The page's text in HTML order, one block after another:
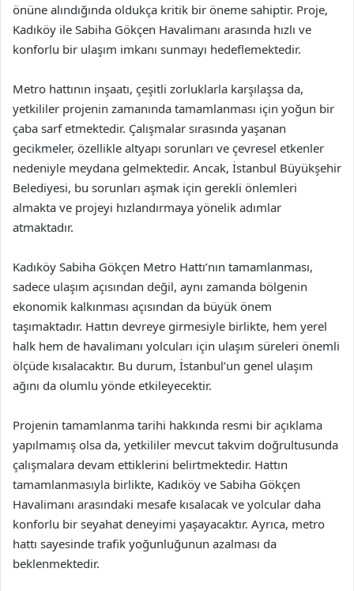
önüne alındığında oldukça kritik bir öneme sahiptir. Proje,
Kadıköy ile Sabiha Gökçen Havalimanı arasında hızlı ve
konforlu bir ulaşım imkanı sunmayı hedeflemektedir.
Metro hattının inşaatı, çeşitli zorluklarla karşılaşsa da,
yetkililer projenin zamanında tamamlanması için yoğun bir
çaba sarf etmektedir. Çalışmalar sırasında yaşanan
gecikmeler, özellikle altyapı sorunları ve çevresel etkenler
nedeniyle meydana gelmektedir. Ancak, İstanbul Büyükşehir
Belediyesi, bu sorunları aşmak için gerekli önlemleri
almakta ve projeyi hızlandırmaya yönelik adımlar
atmaktadır.
Kadıköy Sabiha Gökçen Metro Hattı’nın tamamlanması,
sadece ulaşım açısından değil, aynı zamanda bölgenin
ekonomik kalkınması açısından da büyük önem
taşımaktadır. Hattın devreye girmesiyle birlikte, hem yerel
halk hem de havalimanı yolcuları için ulaşım süreleri önemli
ölçüde kısalacaktır. Bu durum, İstanbul’un genel ulaşım
ağını da olumlu yönde etkileyecektir.
Projenin tamamlanma tarihi hakkında resmi bir açıklama
yapılmamış olsa da, yetkililer mevcut takvim doğrultusunda
çalışmalara devam ettiklerini belirtmektedir. Hattın
tamamlanmasıyla birlikte, Kadıköy ve Sabiha Gökçen
Havalimanı arasındaki mesafe kısalacak ve yolcular daha
konforlu bir seyahat deneyimi yaşayacaktır. Ayrıca, metro
hattı sayesinde trafik yoğunluğunun azalması da
beklenmektedir.